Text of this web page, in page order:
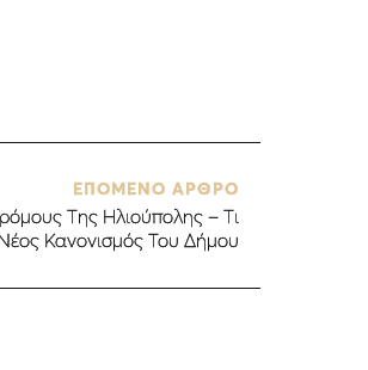
ΕΠΟΜΕΝΟ ΑΡΘΡΟ
Της Ηλιούπολης – Τι
Κανονισμός Του Δήμου